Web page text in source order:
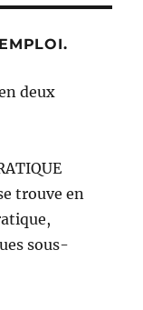
deux
trouve en
sous-